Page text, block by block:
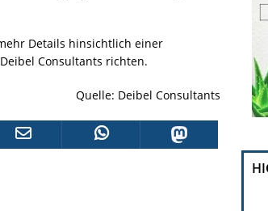
Details hinsichtlich einer
Consultants richten.
Quelle: Deibel Consultants